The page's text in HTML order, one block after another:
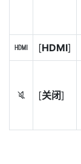
7 [HDMI]
6 [关闭]